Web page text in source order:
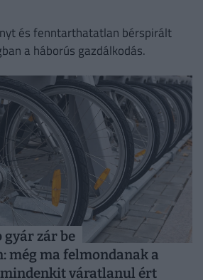
és fenntarthatatlan bérspirált
a háborús gazdálkodás.
gyár zár be
még ma felmondanak a
mindenkit váratlanul ért